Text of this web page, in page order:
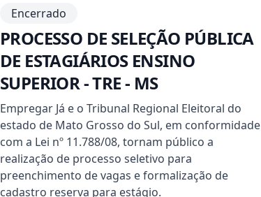
Encerrado
PROCESSO DE SELEÇÃO PÚBLICA
DE ESTAGIÁRIOS ENSINO
SUPERIOR - TRE - MS
Empregar Já e o Tribunal Regional Eleitoral do
estado de Mato Grosso do Sul, em conformidade
com a Lei nº 11.788/08, tornam público a
realização de processo seletivo para
preenchimento de vagas e formalização de
cadastro reserva para estágio.